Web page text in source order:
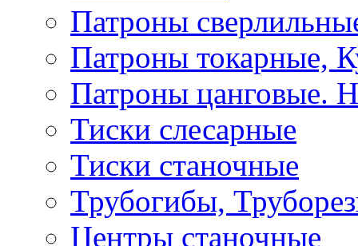
Патроны
Патроны токарные,
Патроны цанговые.
Тиски слесарные
Тиски станочные
Трубогибы,
Центры станочные